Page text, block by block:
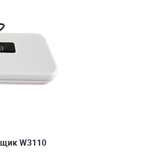
W3110